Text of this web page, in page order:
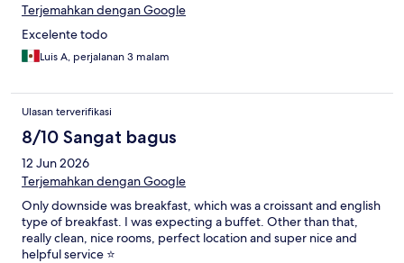
Terjemahkan dengan Google
Excelente todo
Luis A, perjalanan 3 malam
Ulasan terverifikasi
8/10 Sangat bagus
12 Jun 2026
Terjemahkan dengan Google
Only downside was breakfast, which was a croissant and english
type of breakfast. I was expecting a buffet. Other than that,
really clean, nice rooms, perfect location and super nice and
helpful service ⭐️